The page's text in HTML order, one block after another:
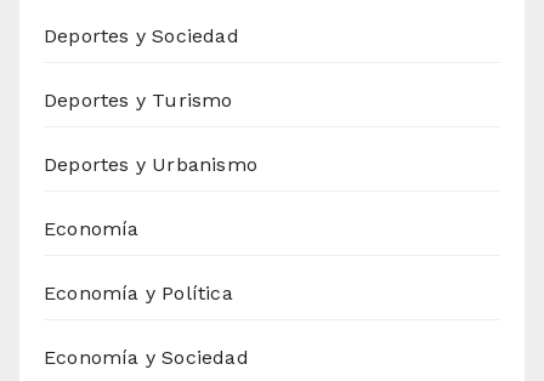
Deportes y Sociedad
Deportes y Turismo
Deportes y Urbanismo
Economía
Economía y Política
Economía y Sociedad